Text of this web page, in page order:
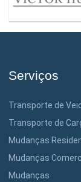
Serviços
Transporte de
Transporte de
Mudanças
Mudanças
Mudanças